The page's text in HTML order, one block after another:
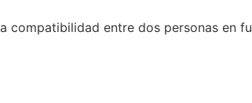
compatibilidad entre dos personas en